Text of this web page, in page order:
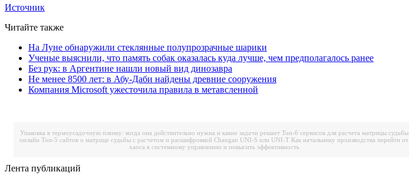
Источник
Читайте также
На Луне обнаружили стеклянные полупрозрачные шарики
Ученые выяснили, что память собак оказалась куда лучше, чем предполагалось ранее
Без рук: в Аргентине нашли новый вид динозавра
Не менее 8500 лет: в Абу-Даби найдены древние сооружения
Компания Microsoft ужесточила правила в метавсленной
Упаковка в термоусадочную пленку: когда она действительно нужна и какие задачи решает Топ-6 сервисов для расчета матрицы судьбы
онлайн Топ-5 сайтов о матрице судьбы с расчетом и расшифровкой Changan UNI-S или UNI-T Как начальнику производства перейти от
хаоса к системному управлению и повысить эффективность
Лента публикаций